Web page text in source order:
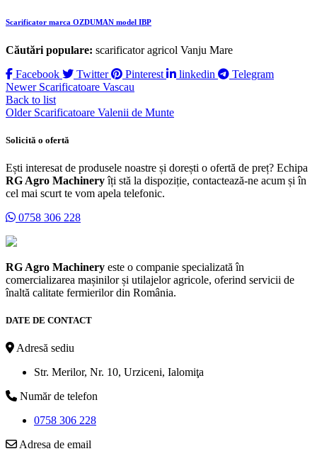
Scarificator marca OZDUMAN model IBP
Căutări populare: scarificator agricol Vanju Mare
Facebook
Twitter Pinterest linkedin
Telegram
Newer Scarificatoare Vascau
Back to list
Older Scarificatoare Valenii de Munte
Solicită o ofertă
Ești interesat de produsele noastre și dorești o ofertă de preț? Echipa
RG Agro Machineryîți stă la dispoziție, contactează-ne acum și în
cel mai scurt te vom apela telefonic.
0758 306 228
RG Agro Machinery este o companie specializată în
comercializarea mașinilor și utilajelor agricole, oferind servicii de
înaltă calitate fermierilor din România.
DATE DE CONTACT
Adresă sediu
Str. Merilor, Nr. 10, Urziceni, Ialomiţa
Număr de telefon
0758 306 228
Adresa de email